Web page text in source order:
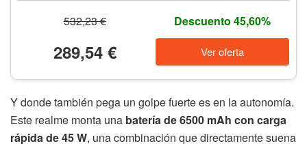
532,23 € Descuento 45,60%
289,54 € Ver oferta
Y donde también pega un golpe fuerte es en la autonomía.
Este realme monta una batería de 6500 mAh con carga
rápida de 45 W, una combinación que directamente suena